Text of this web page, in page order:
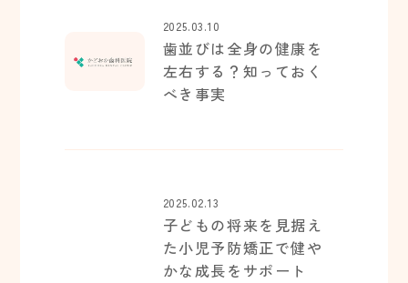
2025.03.10
歯並びは全身の健康を
左右する？知っておく
べき事実
2025.02.13
子どもの将来を見据え
た小児予防矯正で健や
かな成長をサポート